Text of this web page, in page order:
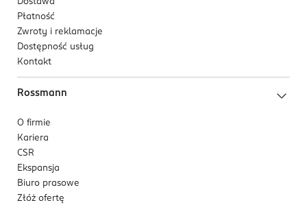
Płatność
Zwroty i reklamacje
Dostępność usług
Kontakt
Rossmann
O firmie
Kariera
CSR
Ekspansja
Biuro prasowe
Złóż ofertę